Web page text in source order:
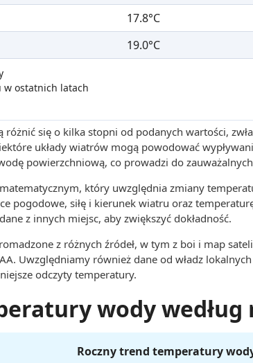
17.8°C
19.0°C
ostatnich latach
się o kilka stopni od podanych wartości,
układy wiatrów mogą powodować
powierzchniową, co prowadzi do
który uwzględnia zmiany
pogodowe, siłę i kierunek wiatru oraz
z innych miejsc, aby zwiększyć dokładność.
z różnych źródeł, w tym z boi i map
Uwzględniamy również dane od władz
odczyty temperatury.
wody według
Roczny trend temperatury